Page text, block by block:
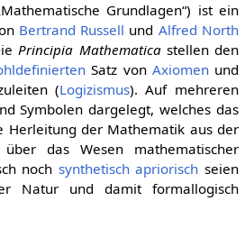
Grundlagen“) ist ein
Bertrand Russell und Alfred North
Principia Mathematicastellen den
Satz von Axiomenund
(Logizismus). Auf mehreren
Symbolen dargelegt, welches das
Herleitung der Mathematik aus der
das Wesen mathematischer
noch synthetisch apriorisch seien
Natur und damit formallogisch